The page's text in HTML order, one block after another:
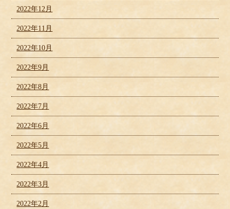
2022年12月
2022年11月
2022年10月
2022年9月
2022年8月
2022年7月
2022年6月
2022年5月
2022年4月
2022年3月
2022年2月